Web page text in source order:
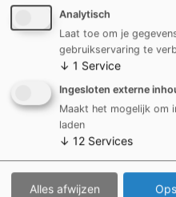
Ja
Manage
Analytisch
Laat toe om je
gebruikservaring te
↓ 1 Service
Ingesloten externe
Maakt het mogelijk om
laden
↓ 12 Services
Alles afwijzen